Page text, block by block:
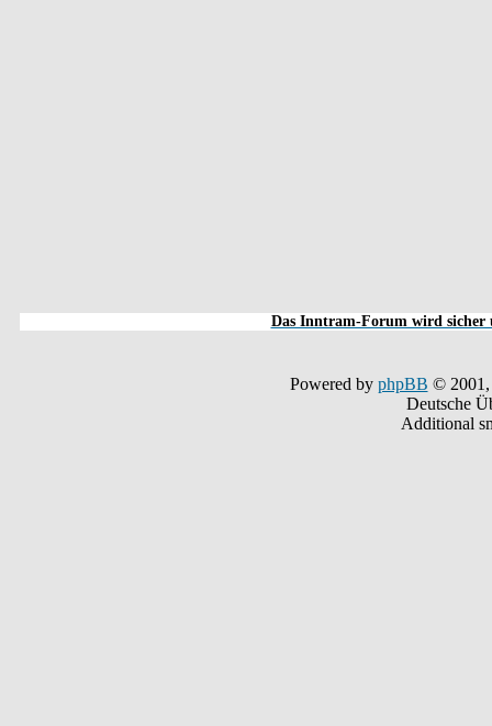
Das Inntram-Forum wird sicher
Powered by phpBB © 2001,
Deutsche
Additional